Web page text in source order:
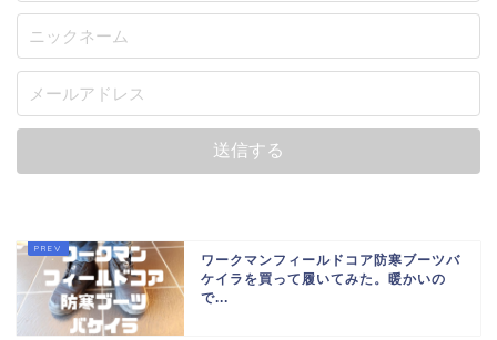
ワークマンフィールドコア防寒ブーツバ
ケイラを買って履いてみた。暖かいの
で...